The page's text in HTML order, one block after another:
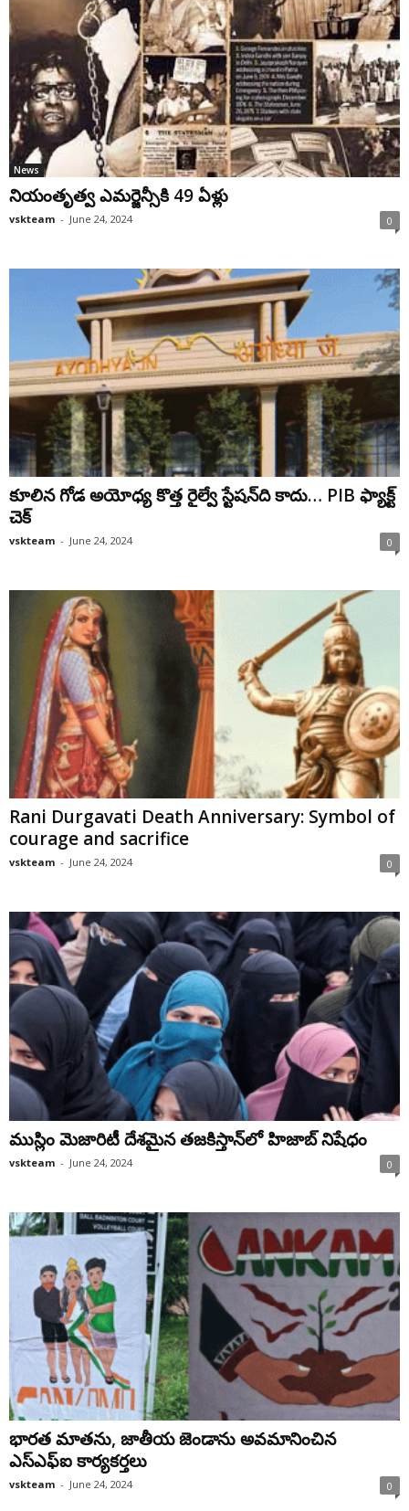
News
నియంతృత్వ ఎమర్జెన్సీకి 49 ఏళ్లు
vskteam - June 24, 2024 0
కూలిన గోడ అయోధ్య కొత్త రైల్వే స్టేషన్‌ది కాదు… PIB ఫ్యాక్ట్‌
చెక్‌
vskteam - June 24, 2024 0
Rani Durgavati Death Anniversary: Symbol of
courage and sacrifice
vskteam - June 24, 2024 0
ముస్లిం మెజారిటీ దేశమైన తజకిస్తాన్‌‌లో హిజాబ్‌ నిషేధం
vskteam - June 24, 2024 0
భారత మాతను, జాతీయ జెండాను అవమానించిన
ఎస్‌ఎఫ్‌ఐ కార్యకర్తలు
vskteam - June 24, 2024 0